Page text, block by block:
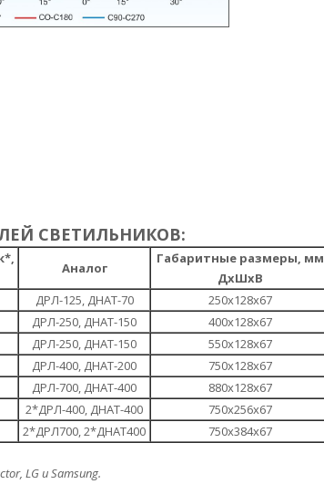
СВЕТИЛЬНИКОВ:
Аналог
Габаритные размеры, мм
ДхШхВ
ДРЛ-125, ДНАТ-70 250х128х67
ДРЛ-250, ДНАТ-150 400х128х67
ДРЛ-250, ДНАТ-150 550х128х67
ДРЛ-400, ДНАТ-200 750х128х67
ДРЛ-700, ДНАТ-400 880х128х67
2*ДРЛ-400, ДНАТ-400 750х256х67
2*ДРЛ700, 2*ДНАТ400 750х384х67
LG и Samsung.